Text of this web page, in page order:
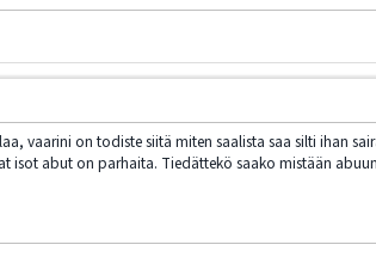
vaarini on todiste siitä miten saalista saa silti ihan
isot abut on parhaita. Tiedättekö saako mistään